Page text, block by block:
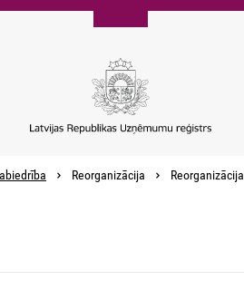
Reorganizācija Reorganizācija